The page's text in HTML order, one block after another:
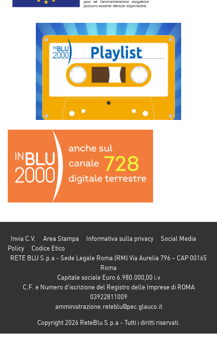
Invia C.V. Area Stampa Informativa sulla privacy
Social Media
Policy
Codice Etico
RETE BLU S.p.a - Sede Legale Roma (RM) Via Aurelia 796 – CAP 00165
Roma
Capitale sociale Euro 6.980.000,00 i.v
C.F. e Numero d’iscrizione del Registro delle Imprese di ROMA
03922811009
amministrazione.reteblu@pec.glauco.it
Copyright 2026 ReteBlu S.p.a - Tutti i diritti riservati.